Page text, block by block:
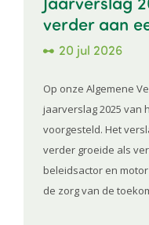
verder aan
20 jul 2026
Op onze Algemene
jaarverslag 2025 van
voorgesteld. Het
verder groeide als
beleidsactor en
de zorg van de